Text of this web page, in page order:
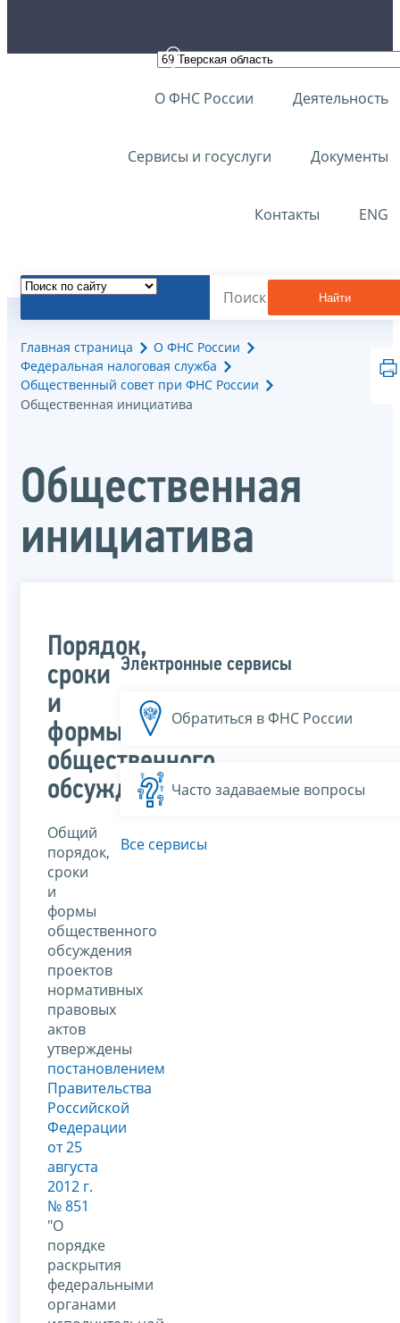
О ФНС России Деятельность
Сервисы и госуслуги Документы
Контакты ENG
Найти
Главная страница
О ФНС России
Федеральная налоговая служба
Общественный совет при ФНС России
Общественная инициатива
Общественная
инициатива
Порядок,
сроки
и
формы
общественного
обсуждения
Общий
порядок,
сроки
и
формы
общественного
обсуждения
проектов
нормативных
правовых
актов
утверждены
постановлением
Правительства
Российской
Федерации
от 25
августа
2012 г.
№ 851
"О
порядке
раскрытия
федеральными
органами
Электронные сервисы
Обратиться в ФНС России
Часто задаваемые вопросы
Все сервисы